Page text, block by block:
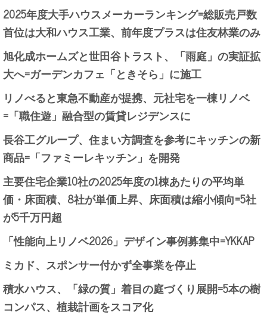
2025年度大手ハウスメーカーランキング=総販売戸数
首位は大和ハウス工業、前年度プラスは住友林業のみ
旭化成ホームズと世田谷トラスト、「雨庭」の実証拡
大へ=ガーデンカフェ「ときそら」に施工
リノべると東急不動産が提携、元社宅を一棟リノベ
=「職住遊」融合型の賃貸レジデンスに
長谷工グループ、住まい方調査を参考にキッチンの新
商品=「ファミーレキッチン」を開発
主要住宅企業10社の2025年度の1棟あたりの平均単
価・床面積、8社が単価上昇、床面積は縮小傾向=5社
が5千万円超
「性能向上リノベ2026」デザイン事例募集中=YKKAP
ミカド、スポンサー付かず全事業を停止
積水ハウス、「緑の質」着目の庭づくり展開=5本の樹
コンパス、植栽計画をスコア化